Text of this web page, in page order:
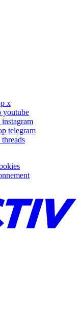
x
youtube
telegram